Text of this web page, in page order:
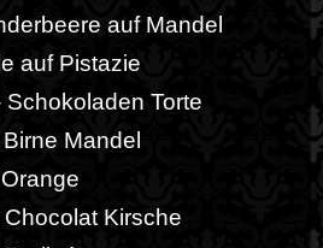
auf Mandel
auf Pistazie
Torte
Mandel
Kirsche